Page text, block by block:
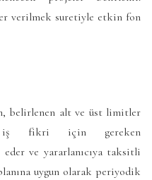
verilmek suretiyle etkin fon
belirlenen alt ve üst limitler
iş fikri için gereken
ve yararlanıcıya taksitli
uygun olarak periyodik